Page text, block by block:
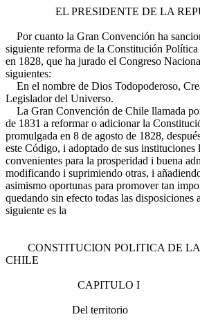
EL PRESIDENTE DE LA
Por cuanto la Gran Convención ha
siguiente reforma de la Constitución
en 1828, que ha jurado el Congreso
siguientes:
En el nombre de Dios Todopoderoso,
Legislador del Universo.
La Gran Convención de Chile llamada
de 1831 a reformar o adicionar la
promulgada en 8 de agosto de 1828,
este Código, i adoptado de sus instituciones
convenientes para la prosperidad i buena
modificando i suprimiendo otras, i
asimismo oportunas para promover tan
quedando sin efecto todas las disposiciones
siguiente es la
CONSTITUCION POLITICA DE LA
CHILE
CAPITULO I
Del territorio